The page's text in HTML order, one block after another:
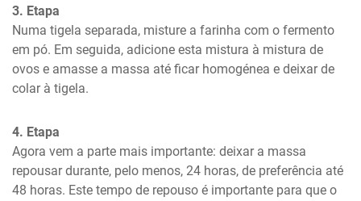
3. Etapa
Numa tigela separada, misture a farinha com o fermento
em pó. Em seguida, adicione esta mistura à mistura de
ovos e amasse a massa até ficar homogénea e deixar de
colar à tigela.
4. Etapa
Agora vem a parte mais importante: deixar a massa
repousar durante, pelo menos, 24 horas, de preferência até
48 horas. Este tempo de repouso é importante para que o